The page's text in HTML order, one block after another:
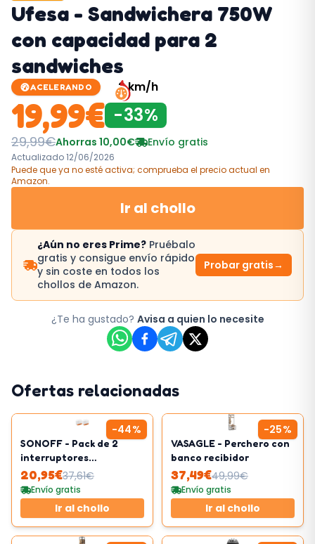
Ufesa - Sandwichera 750W
con capacidad para 2
sandwiches
ACELERANDO 2km/h
19,99€ -33%
29,99€Ahorras 10,00€ Envío gratis
Actualizado12/06/2026
Puede que ya no esté activa; comprueba el precio actual en
Amazon.
Ir al chollo
¿Aún no eres Prime? Pruébalo
gratis y consigue envío rápido
y sin coste en todos los
chollos de Amazon.
Probar gratis→
¿Te ha gustado? Avisa a quien lo necesite
Ofertas relacionadas
-44%
SONOFF - Pack de 2
interruptores
inteligentes
20,95€37,61€
Envío gratis
Ir al chollo
-25%
VASAGLE - Perchero con
banco recibidor
37,49€49,99€
Envío gratis
Ir al chollo